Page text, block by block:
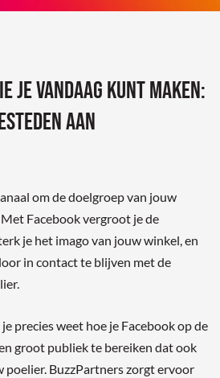
je vandaag kunt maken:
aan
om de doelgroep van jouw
Facebook vergroot je de
je het imago van jouw winkel, en
in contact te blijven met de
precies weet hoe je Facebook op de
groot publiek te bereiken dat ook
poelier. BuzzPartners zorgt ervoor